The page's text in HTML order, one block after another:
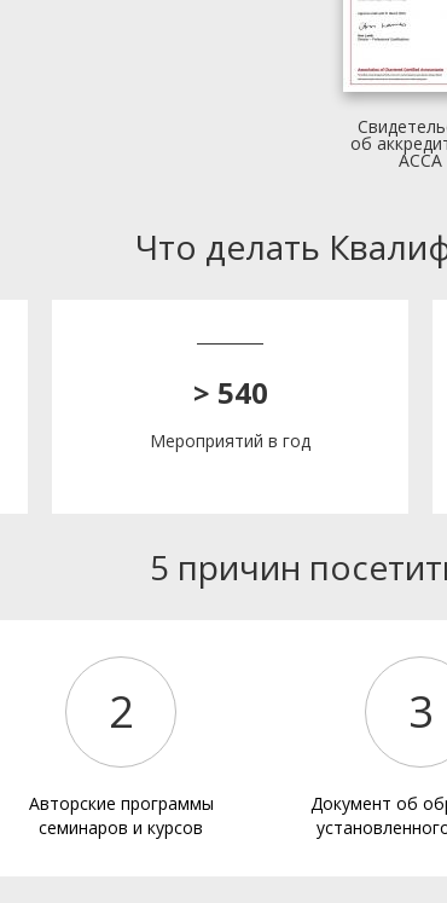
об
АССА
Что делать
> 540
Мероприятий в год
5 причин
2
Авторские программы
семинаров и курсов
3
Документ об